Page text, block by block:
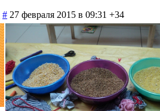
# 27 февраля 2015 в 09:31 +34